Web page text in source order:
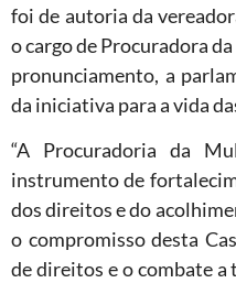
foi de autoria da
o cargo de Procuradora
pronunciamento, a
da iniciativa para a vida
“A Procuradoria da
instrumento de
dos direitos e do
o compromisso desta
de direitos e o combate a